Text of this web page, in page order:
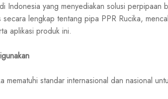
Indonesia yang menyediakan solusi perpipaan
secara lengkap tentang pipa PPR Rucika,
aplikasi produk ini.
mematuhi standar internasional dan nasional